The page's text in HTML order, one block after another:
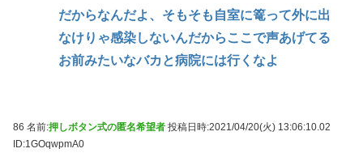
だからなんだよ、そもそも自室に篭って外に出
なけりゃ感染しないんだからここで声あげてる
お前みたいなバカと病院には行くなよ
86 名前:押しボタン式の匿名希望者 投稿日時:2021/04/20(火) 13:06:10.02
ID:1GOqwpmA0